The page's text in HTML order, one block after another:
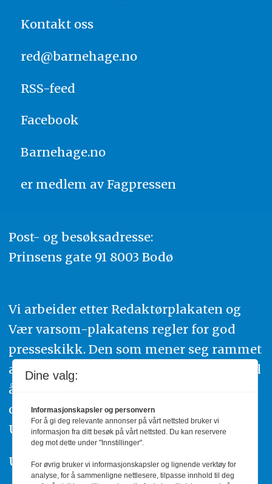
Kontakt oss
red@barnehage.no
RSS-feed
Facebook
Barnehage.no
er medlem av Fagpressen
Post- og besøksadresse:
Prinsens gate 91 8003 Bodø
Vi arbeider etter Redaktørplakaten og
Vær varsom-plakatens regler for god
presseskikk. Den som mener seg rammet
av urettmessig publisering, oppfordres til
å ta kontakt med redaksjonen. Du kan
også klage inn saker til Pressens Faglige
Utvalg,www.pfu.no.
Utgiver: PBL
Dine valg:
Informasjonskapsler og personvern
For å gi deg relevante annonser på vårt nettsted bruker vi
informasjon fra ditt besøk på vårt nettsted. Du kan reservere
deg mot dette under "Innstillinger".
For øvrig bruker vi informasjonskapsler og lignende verktøy for
analyse, for å sammenligne nettlesere, tilpasse innhold til deg